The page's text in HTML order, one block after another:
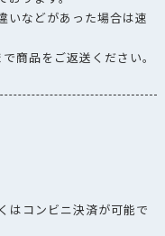
いなどがあった場合は速
商品をご返送ください。
はコンビニ決済が可能で